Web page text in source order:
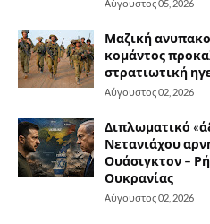
Αύγουστος 05, 2026
Μαζική
κομάντος
στρατιωτική
Αύγουστος 02, 2026
Διπλωματικό
Νετανιάχου
Ουάσιγκτον –
Ουκρανίας
Αύγουστος 02, 2026